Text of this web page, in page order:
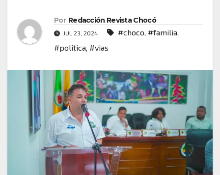
Por Redacción Revista Chocó
JUL 23, 2024 #choco, #familia,
#politica, #vias